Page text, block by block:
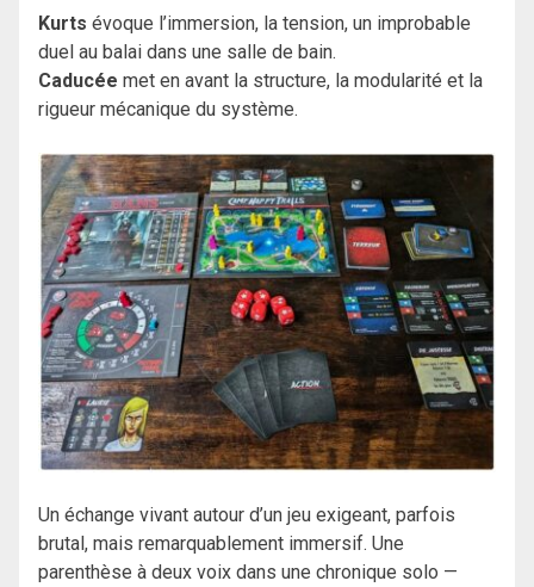
Kurts évoque l’immersion, la tension, un improbable
duel au balai dans une salle de bain.
Caducée met en avant la structure, la modularité et la
rigueur mécanique du système.
Un échange vivant autour d’un jeu exigeant, parfois
brutal, mais remarquablement immersif. Une
parenthèse à deux voix dans une chronique solo —